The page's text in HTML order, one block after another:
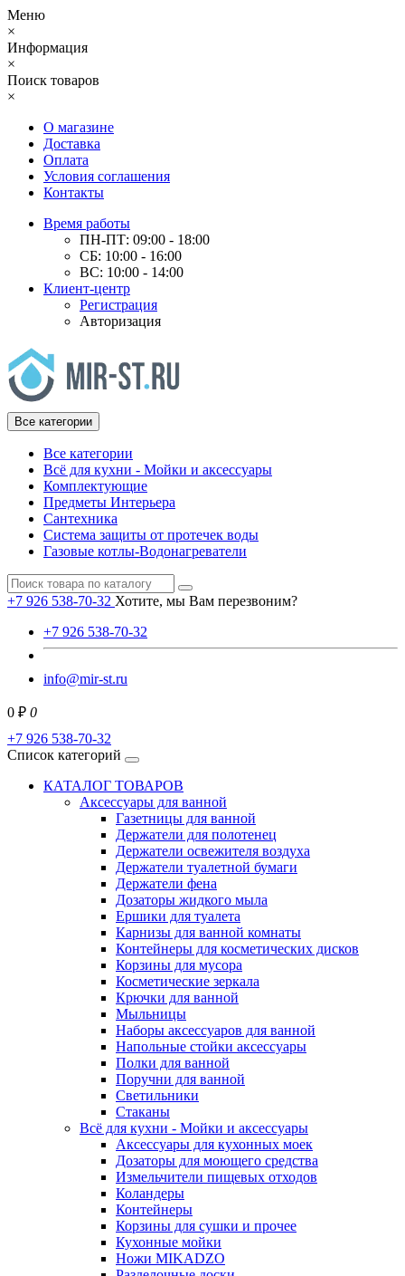
Меню
×
Информация
×
Поиск товаров
×
О магазине
Доставка
Оплата
Условия соглашения
Контакты
Время работы
ПН-ПТ: 09:00 - 18:00
СБ: 10:00 - 16:00
ВС: 10:00 - 14:00
Клиент-центр
Регистрация
Авторизация
Все категории
Все категории
Всё для кухни - Мойки и аксессуары
Комплектующие
Предметы Интерьера
Сантехника
Система защиты от протечек воды
Газовые котлы-Водонагреватели
+7 926 538-70-32 Хотите, мы Вам перезвоним?
+7 926 538-70-32
info@mir-st.ru
0 ₽ 0
+7 926 538-70-32
Список категорий
КАТАЛОГ ТОВАРОВ
Аксессуары для ванной
Газетницы для ванной
Держатели для полотенец
Держатели освежителя воздуха
Держатели туалетной бумаги
Держатели фена
Дозаторы жидкого мыла
Ершики для туалета
Карнизы для ванной комнаты
Контейнеры для косметических дисков
Корзины для мусора
Косметические зеркала
Крючки для ванной
Мыльницы
Наборы аксессуаров для ванной
Напольные стойки аксессуары
Полки для ванной
Поручни для ванной
Светильники
Стаканы
Всё для кухни - Мойки и аксессуары
Аксессуары для кухонных моек
Дозаторы для моющего средства
Измельчители пищевых отходов
Коландеры
Контейнеры
Корзины для сушки и прочее
Кухонные мойки
Ножи MIKADZO